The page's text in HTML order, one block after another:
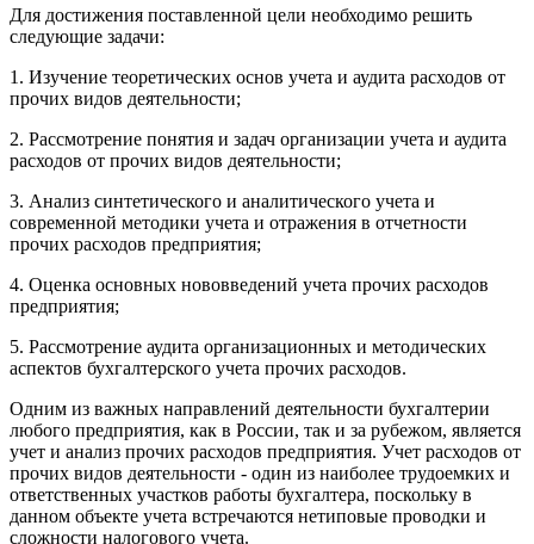
Для достижения поставленной цели необходимо решить
следующие задачи:
1. Изучение теоретических основ учета и аудита расходов от
прочих видов деятельности;
2. Рассмотрение понятия и задач организации учета и аудита
расходов от прочих видов деятельности;
3. Анализ синтетического и аналитического учета и
современной методики учета и отражения в отчетности
прочих расходов предприятия;
4. Оценка основных нововведений учета прочих расходов
предприятия;
5. Рассмотрение аудита организационных и методических
аспектов бухгалтерского учета прочих расходов.
Одним из важных направлений деятельности бухгалтерии
любого предприятия, как в России, так и за рубежом, является
учет и анализ прочих расходов предприятия. Учет расходов от
прочих видов деятельности - один из наиболее трудоемких и
ответственных участков работы бухгалтера, поскольку в
данном объекте учета встречаются нетиповые проводки и
сложности налогового учета.